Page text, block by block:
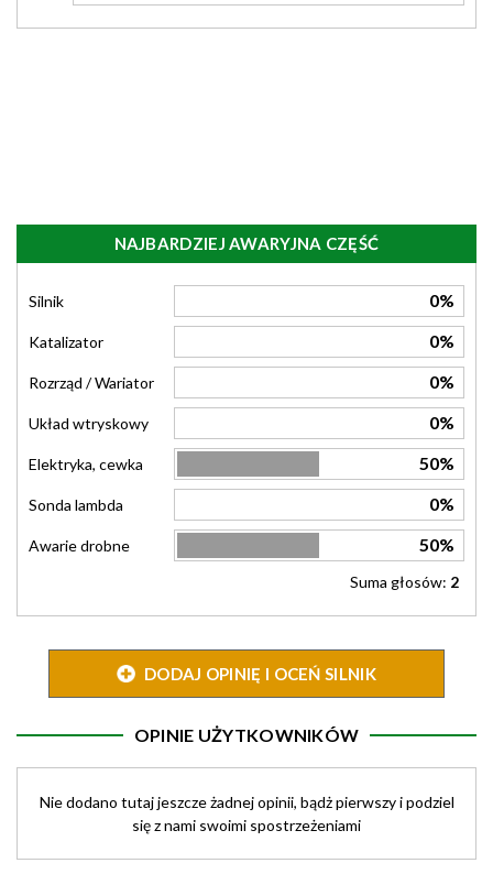
NAJBARDZIEJ AWARYJNA CZĘŚĆ
Silnik 0%
Katalizator 0%
Rozrząd / Wariator 0%
Układ wtryskowy 0%
Elektryka, cewka 50%
Sonda lambda 0%
Awarie drobne 50%
Suma głosów: 2
DODAJ OPINIĘ I OCEŃ SILNIK
OPINIE UŻYTKOWNIKÓW
Nie dodano tutaj jeszcze żadnej opinii, bądż pierwszy i podziel
się z nami swoimi spostrzeżeniami